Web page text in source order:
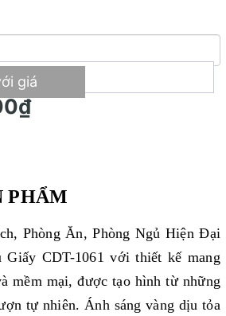
giá
tận nơi
PHẨM
Phòng Ăn, Phòng Ngủ Hiện Đại
CDT-1061 với thiết kế mang
mềm mại, được tạo hình từ những
tự nhiên. Ánh sáng vàng dịu tỏa